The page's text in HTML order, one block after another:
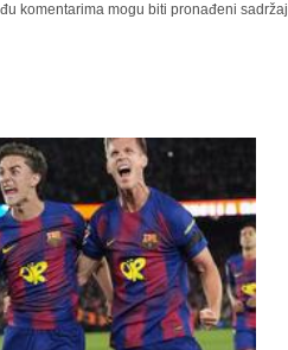
komentarima mogu biti pronađeni